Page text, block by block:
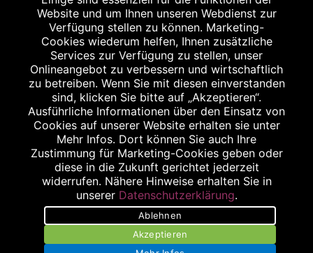
unverbindliche Preisempfehlung der Hersteller. Der AEP ist
ein von den Apotheken in Ansatz gebrachter Preis für
rezeptfreie Arzneimittel. Er entspricht in der Höhe dem für
Apotheken verbindlichen Abgabepreis, zu dem eine
Apotheke in bestimmten Fällen (z.B. bei Kindern unter 12
Jahren) das Produkt mit der gesetzlichen
Krankenversicherung abrechnet. Der AEP ist der allgemeine
Erstattungspreis im Falle einer Kostenübernahme durch die
gesetzlichen Krankenkassen, vor Abzug eines
Zwangsrabattes (zur Zeit 5%) nach §130 Abs. 1 SGB V.
Unverbindliche Preisempfehlung des Herstellers (UVP).
powered by apovena.de
Website und um Ihnen unseren Webdienst zur
Verfügung stellen zu können. Marketing-
Cookies wiederum helfen, Ihnen zusätzliche
Services zur Verfügung zu stellen, unser
Onlineangebot zu verbessern und wirtschaftlich
zu betreiben. Wenn Sie mit diesen einverstanden
sind, klicken Sie bitte auf „Akzeptieren“.
Ausführliche Informationen über den Einsatz von
Cookies auf unserer Website erhalten sie unter
Mehr Infos. Dort können Sie auch Ihre
Zustimmung für Marketing-Cookies geben oder
diese in die Zukunft gerichtet jederzeit
widerrufen. Nähere Hinweise erhalten Sie in
unserer Datenschutzerklärung.
Ablehnen
Akzeptieren